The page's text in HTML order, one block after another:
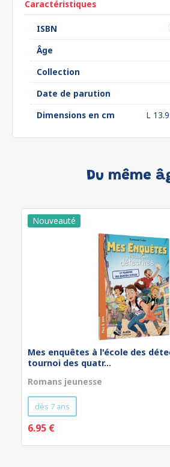
Caractéristiques
ISBN
Âge
Collection
Date de parution
Dimensions en cm
L
Du même
Mes enquêtes à l'école des
tournoi des quatr...
Romans jeunesse
dès 7 ans
6.95 €